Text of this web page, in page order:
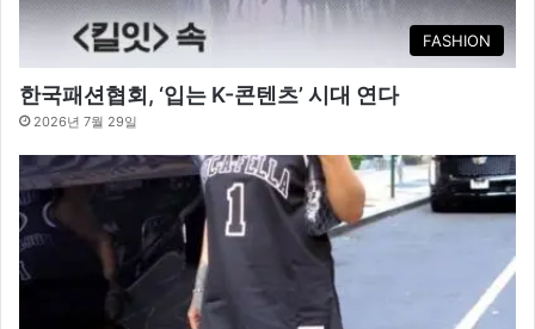
FASHION
한국패션협회, ‘입는 K-콘텐츠’ 시대 연다
2026년 7월 29일